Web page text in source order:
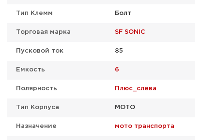
Тип Клемм Болт
Торговая марка SF SONIC
Пусковой ток 85
Емкость 6
Полярность Плюс_слева
Тип Корпуса МОТО
Назначение мото транспорта